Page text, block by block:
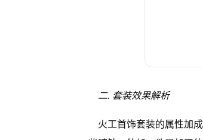
二. 套装效果解析
火工首饰套装的属性加